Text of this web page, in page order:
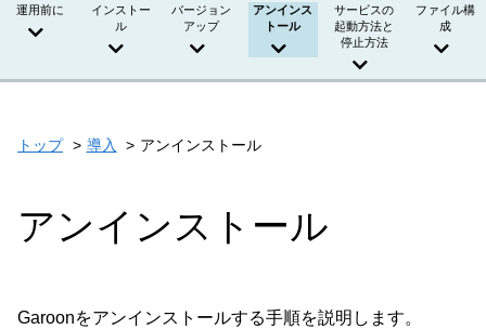
運用前に
インストー
ル
バージョン
アップ
アンインス
トール
サービスの
起動方法と
停止方法
ファイル構
成
トップ 導入 アンインストール
アンインストール
Garoonをアンインストールする手順を説明します。